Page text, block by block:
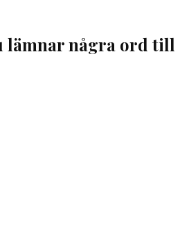
lämnar några ord till